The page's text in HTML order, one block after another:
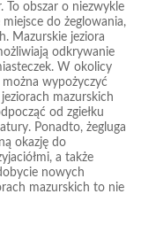
To obszar o niezwykle
do żeglowania,
Mazurskie jeziora
odkrywanie
W okolicy
można wypożyczyć
mazurskich
od zgiełku
Ponadto, żegluga
okazję do
a także
nowych
mazurskich to nie